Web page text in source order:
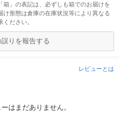
箱」の表記は、必ずしも箱でのお届けを
け形態は倉庫の在庫状況等により異なる
ださい。
りを報告する
レビューとは
はまだありません。